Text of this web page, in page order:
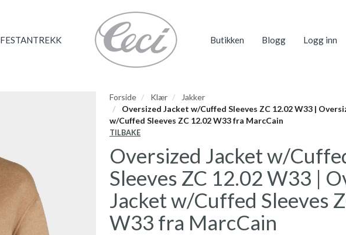
FESTANTREKK Butikken Blogg Logg inn
Forside Klær
Jakker
Oversized Jacket w/Cuffed Sleeves ZC 12.02 W33 |
w/Cuffed Sleeves ZC 12.02 W33 fra MarcCain
TILBAKE
Oversized Jacket w/
Sleeves ZC 12.02 W33 |
Jacket w/Cuffed Sleeves
W33 fra MarcCain